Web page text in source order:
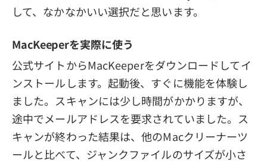
して、なかなかいい選択だと思います。
MacKeeperを実際に使う
公式サイトからMacKeeperをダウンロードしてイ
ンストールします。起動後、すぐに機能を体験し
ました。スキャンには少し時間がかかりますが、
途中でメールアドレスを要求されていました。ス
キャンが終わった結果は、他のMacクリーナーツ
ールと比べて、ジャンクファイルのサイズが小さ